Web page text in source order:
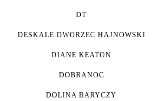
DT
DESKALE DWORZEC HAJNOWSKI
DIANE KEATON
DOBRANOC
DOLINA BARYCZY